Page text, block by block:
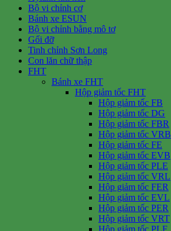
Bộ vi chỉnh cơ
Bánh xe ESUN
Bộ vi chỉnh bằng mô tơ
Gối đỡ
Tinh chỉnh Sơn Long
Con lăn chữ thập
FHT
Bánh xe FHT
Hộp giảm tốc FHT
Hộp giảm tốc FB
Hộp giảm tốc DG
Hộp giảm tốc FBR
Hộp giảm tốc VRB
Hộp giảm tốc FE
Hộp giảm tốc EVB
Hộp giảm tốc PLE
Hộp giảm tốc VRL
Hộp giảm tốc FER
Hộp giảm tốc EVL
Hộp giảm tốc PER
Hộp giảm tốc VRT
Hộp giảm tốc PLF